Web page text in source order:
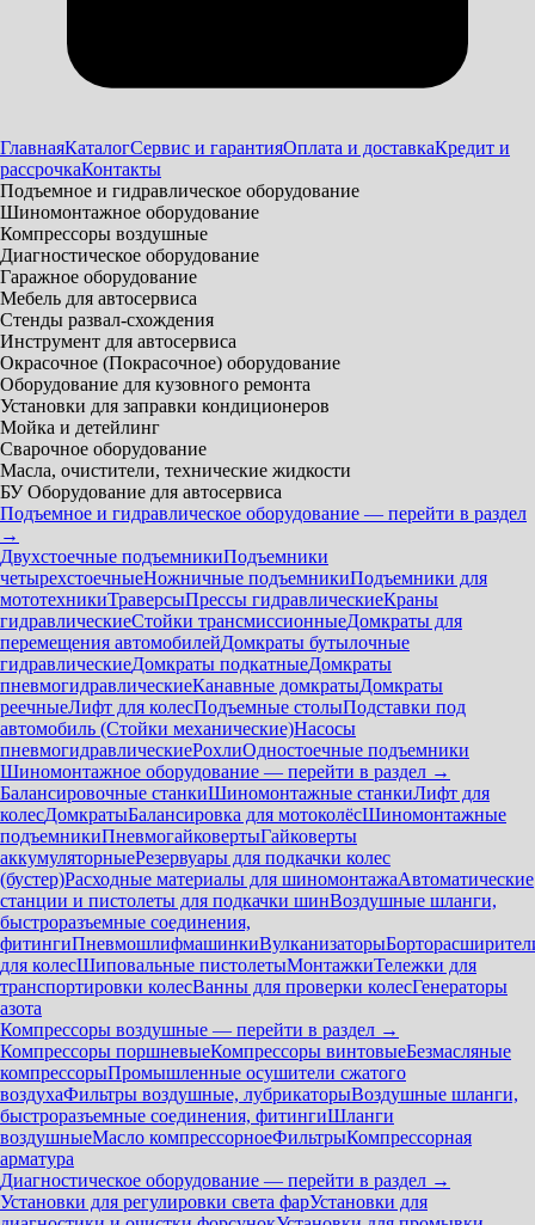
ГлавнаяКаталогСервис и гарантияОплата и доставкаКредит и
рассрочкаКонтакты
Подъемное и гидравлическое оборудование
Шиномонтажное оборудование
Компрессоры воздушные
Диагностическое оборудование
Гаражное оборудование
Мебель для автосервиса
Стенды развал-схождения
Инструмент для автосервиса
Окрасочное (Покрасочное) оборудование
Оборудование для кузовного ремонта
Установки для заправки кондиционеров
Мойка и детейлинг
Сварочное оборудование
Масла, очистители, технические жидкости
БУ Оборудование для автосервиса
Подъемное и гидравлическое оборудование — перейти в раздел
→
Двухстоечные подъемникиПодъемники
четырехстоечныеНожничные подъемникиПодъемники для
мототехникиТраверсыПрессы гидравлическиеКраны
гидравлическиеСтойки трансмиссионныеДомкраты для
перемещения автомобилейДомкраты бутылочные
гидравлическиеДомкраты подкатныеДомкраты
пневмогидравлическиеКанавные домкратыДомкраты
реечныеЛифт для колесПодъемные столыПодставки под
автомобиль (Стойки механические)Насосы
пневмогидравлическиеРохлиОдностоечные подъемники
Шиномонтажное оборудование — перейти в раздел →
Балансировочные станкиШиномонтажные станкиЛифт для
колесДомкратыБалансировка для мотоколёсШиномонтажные
подъемникиПневмогайковертыГайковерты
аккумуляторныеРезервуары для подкачки колес
(бустер)Расходные материалы для шиномонтажаАвтоматические
станции и пистолеты для подкачки шинВоздушные шланги,
быстроразъемные соединения,
фитингиПневмошлифмашинкиВулканизаторы
для колесШиповальные пистолетыМонтажкиТележки для
транспортировки колесВанны для проверки колесГенераторы
азота
Компрессоры воздушные — перейти в раздел →
Компрессоры поршневыеКомпрессоры винтовыеБезмасляные
компрессорыПромышленные осушители сжатого
воздухаФильтры воздушные, лубрикаторыВоздушные шланги,
быстроразъемные соединения, фитингиШланги
воздушныеМасло компрессорноеФильтрыКомпрессорная
арматура
Диагностическое оборудование — перейти в раздел →
Установки для регулировки света фарУстановки для